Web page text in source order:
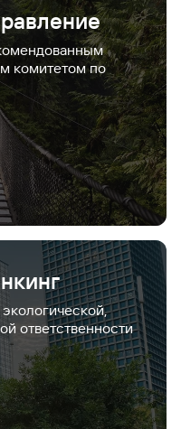
комитетом по
ответственности